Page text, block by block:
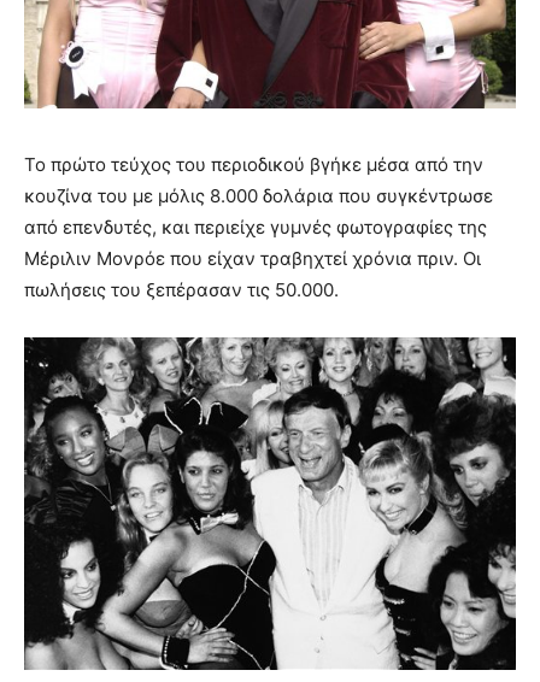
Το πρώτο τεύχος του περιοδικού βγήκε μέσα από την
κουζίνα του με μόλις 8.000 δολάρια που συγκέντρωσε
από επενδυτές, και περιείχε γυμνές φωτογραφίες της
Μέριλιν Μονρόε που είχαν τραβηχτεί χρόνια πριν. Οι
πωλήσεις του ξεπέρασαν τις 50.000.